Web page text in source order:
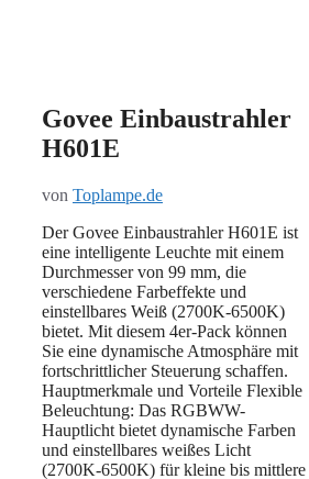
Govee Einbaustrahler
H601E
von Toplampe.de
Der Govee Einbaustrahler H601E ist
eine intelligente Leuchte mit einem
Durchmesser von 99 mm, die
verschiedene Farbeffekte und
einstellbares Weiß (2700K-6500K)
bietet. Mit diesem 4er-Pack können
Sie eine dynamische Atmosphäre mit
fortschrittlicher Steuerung schaffen.
Hauptmerkmale und Vorteile Flexible
Beleuchtung: Das RGBWW-
Hauptlicht bietet dynamische Farben
und einstellbares weißes Licht
(2700K-6500K) für kleine bis mittlere